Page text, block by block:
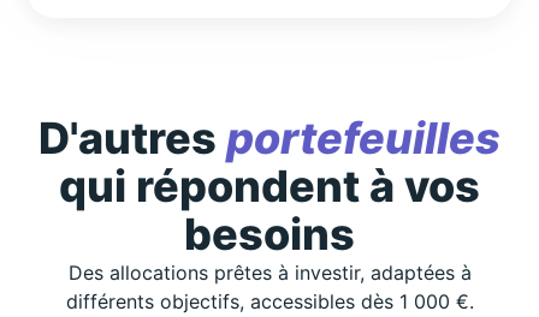
D'autres portefeuilles
qui répondent à vos
besoins
Des allocations prêtes à investir, adaptées à
différents objectifs, accessibles dès 1 000 €.